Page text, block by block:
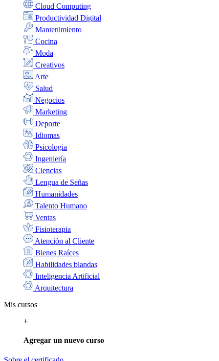
Cloud Computing
Productividad Digital
Mantenimiento
Cocina
Moda
Creativos
Arte
Salud
Negocios
Marketing
Deporte
Idiomas
Psicologia
Ingeniería
Ciencias
Lengua de Señas
Humanidades
Talento Humano
Ventas
Fisioterapia
Atención al Cliente
Bienes Raíces
Habilidades blandas
Inteligencia Artificial
Arquitectura
Mis cursos
+
Agregar un nuevo curso